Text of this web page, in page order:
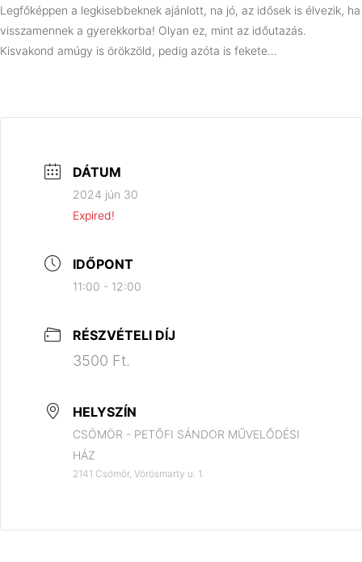
Legfőképpen a legkisebbeknek ajánlott, na jó, az idősek is élvezik, ha
visszamennek a gyerekkorba! Olyan ez, mint az időutazás.
Kisvakond amúgy is örökzöld, pedig azóta is fekete…
DÁTUM
2024 jún 30
Expired!
IDŐPONT
11:00 - 12:00
RÉSZVÉTELI DÍJ
3500 Ft.
HELYSZÍN
CSÖMÖR - PETŐFI SÁNDOR MŰVELŐDÉSI
HÁZ
2141 Csömör, Vörösmarty u. 1.